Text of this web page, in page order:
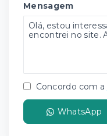
Mensagem
Concordo com a
WhatsApp